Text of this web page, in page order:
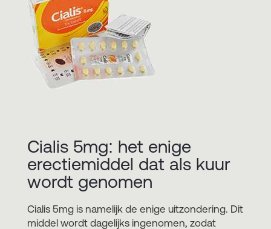
Cialis 5mg: het enige
erectiemiddel dat als kuur
wordt genomen
Cialis 5mg is namelijk de enige uitzondering. Dit
middel wordt dagelijks ingenomen, zodat